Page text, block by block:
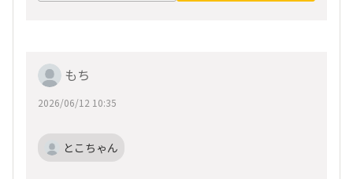
もち
2026/06/12 10:35
とこちゃん